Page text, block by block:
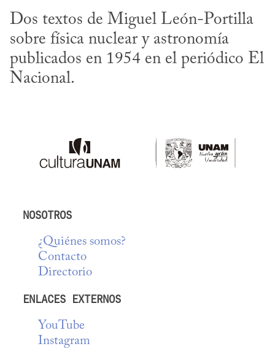
Dos textos de Miguel León-Portilla
sobre física nuclear y astronomía
publicados en 1954 en el periódico El
Nacional.
NOSOTROS
¿Quiénes somos?
Contacto
Directorio
ENLACES EXTERNOS
YouTube
Instagram